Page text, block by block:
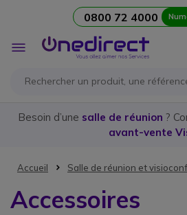
0800 72 4000
Affichage
navigation
Besoin d’une salle de réunion ?
avant-vente
Accueil Salle de réunion et
Accessoires